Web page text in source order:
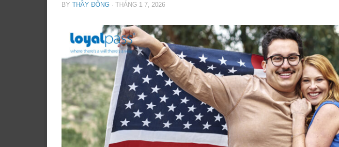
BY THẦY ĐÔNG · THÁNG 1 7, 2026